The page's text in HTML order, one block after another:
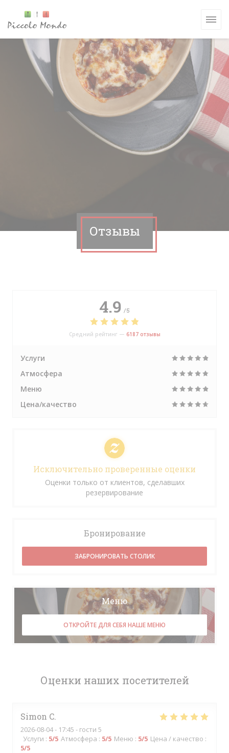
Отзывы
Оценки наших посетителей
Simon C
2026-08-04- 17:45 - гости 5
Услуги : 5/5 Атмосфера : 5/5 Меню : 5/5 Цена / качество :
5/5
4.9 /5
Средний рейтинг — 6187 отзывы
Услуги
Атмосфера
Меню
Цена/качество
Исключительно проверенные оценки
Оценки только от клиентов, сделавших
резервирование
Бронирование
ЗАБРОНИРОВАТЬ СТОЛИК
Меню
ОТКРОЙТЕ ДЛЯ СЕБЯ НАШЕ МЕНЮ